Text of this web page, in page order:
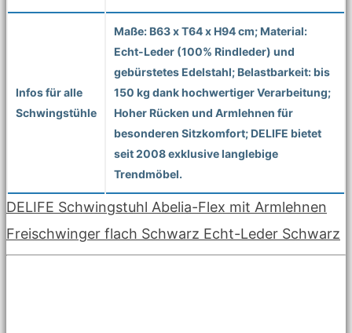
Infos für alle
Schwingstühle
Maße: B63 x T64 x H94 cm; Material:
Echt-Leder (100% Rindleder) und
gebürstetes Edelstahl; Belastbarkeit: bis
150 kg dank hochwertiger Verarbeitung;
Hoher Rücken und Armlehnen für
besonderen Sitzkomfort; DELIFE bietet
seit 2008 exklusive langlebige
Trendmöbel.
DELIFE Schwingstuhl Abelia-Flex mit Armlehnen
Freischwinger flach Schwarz Echt-Leder Schwarz